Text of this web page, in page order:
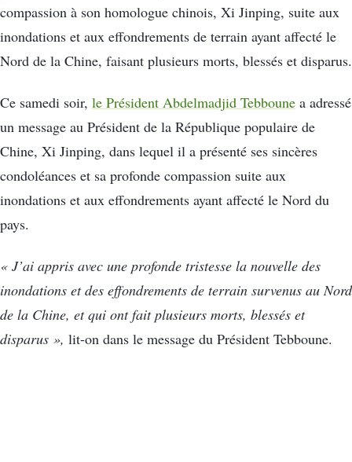
compassion à son homologue chinois, Xi Jinping, suite aux
inondations et aux effondrements de terrain ayant affecté le
Nord de la Chine, faisant plusieurs morts, blessés et disparus.
Ce samedi soir, le Président Abdelmadjid Tebboune a adressé
un message au Président de la République populaire de
Chine, Xi Jinping, dans lequel il a présenté ses sincères
condoléances et sa profonde compassion suite aux
inondations et aux effondrements ayant affecté le Nord du
pays.
« J’ai appris avec une profonde tristesse la nouvelle des
inondations et des effondrements de terrain survenus au Nord
de la Chine, et qui ont fait plusieurs morts, blessés et
disparus », lit-on dans le message du Président Tebboune.